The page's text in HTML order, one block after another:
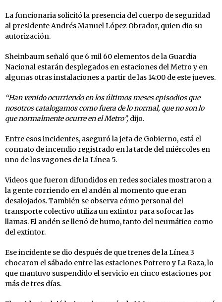
La funcionaria solicitó la presencia del cuerpo de seguridad
al presidente Andrés Manuel López Obrador, quien dio su
autorización.
Sheinbaum señaló que 6 mil 60 elementos de la Guardia
Nacional estarán desplegados en estaciones del Metro y en
algunas otras instalaciones a partir de las 14:00 de este jueves.
“Han venido ocurriendo en los últimos meses episodios que
nosotros catalogamos como fuera de lo normal, que no son lo
que normalmente ocurre en el Metro”, dijo.
Entre esos incidentes, aseguró la jefa de Gobierno, está el
connato de incendio registrado en la tarde del miércoles en
uno de los vagones de la Línea 5.
Videos que fueron difundidos en redes sociales mostraron a
la gente corriendo en el andén al momento que eran
desalojados. También se observa cómo personal del
transporte colectivo utiliza un extintor para sofocar las
llamas. El andén se llenó de humo, tanto del neumático como
del extintor.
Ese incidente se dio después de que trenes de la Línea 3
chocaron el sábado entre las estaciones Potrero y La Raza, lo
que mantuvo suspendido el servicio en cinco estaciones por
más de tres días.